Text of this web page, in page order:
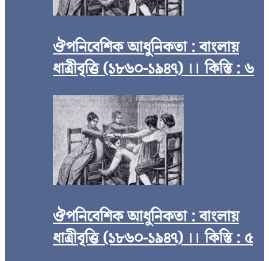
ঔপনিবেশিক আধুনিকতা : বাংলায়
ধাত্রীবৃত্তি (১৮৬০-১৯৪৭) ।। কিস্তি : ৬
ঔপনিবেশিক আধুনিকতা : বাংলায়
ধাত্রীবৃত্তি (১৮৬০-১৯৪৭) ।। কিস্তি : ৫